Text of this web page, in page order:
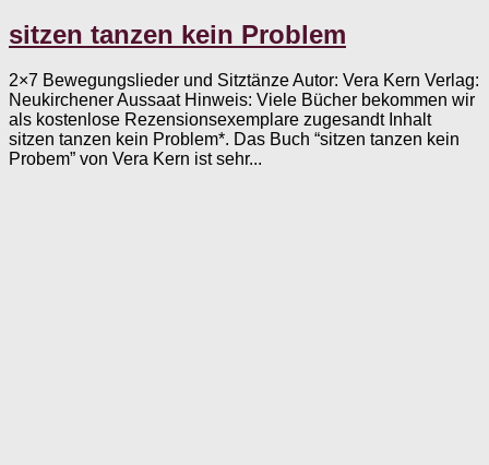
sitzen tanzen kein Problem
2×7 Bewegungslieder und Sitztänze Autor: Vera Kern Verlag:
Neukirchener Aussaat Hinweis: Viele Bücher bekommen wir
als kostenlose Rezensionsexemplare zugesandt Inhalt
sitzen tanzen kein Problem*. Das Buch “sitzen tanzen kein
Probem” von Vera Kern ist sehr...